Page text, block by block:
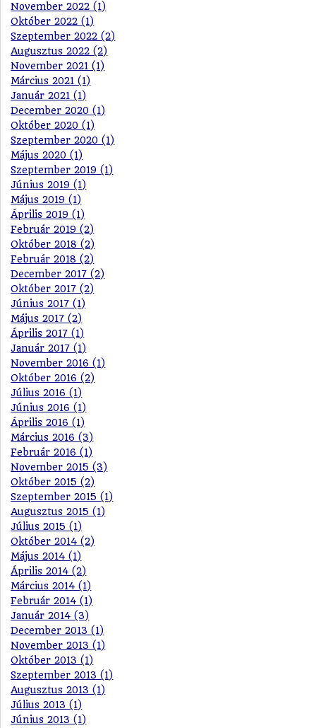
November 2022 (1)
Október 2022 (1)
Szeptember 2022 (2)
Augusztus 2022 (2)
November 2021 (1)
Március 2021 (1)
Január 2021 (1)
December 2020 (1)
Október 2020 (1)
Szeptember 2020 (1)
Május 2020 (1)
Szeptember 2019 (1)
Június 2019 (1)
Május 2019 (1)
Április 2019 (1)
Február 2019 (2)
Október 2018 (2)
Február 2018 (2)
December 2017 (2)
Október 2017 (2)
Június 2017 (1)
Május 2017 (2)
Április 2017 (1)
Január 2017 (1)
November 2016 (1)
Október 2016 (2)
Július 2016 (1)
Június 2016 (1)
Április 2016 (1)
Március 2016 (3)
Február 2016 (1)
November 2015 (3)
Október 2015 (2)
Szeptember 2015 (1)
Augusztus 2015 (1)
Július 2015 (1)
Október 2014 (2)
Május 2014 (1)
Április 2014 (2)
Március 2014 (1)
Február 2014 (1)
Január 2014 (3)
December 2013 (1)
November 2013 (1)
Október 2013 (1)
Szeptember 2013 (1)
Augusztus 2013 (1)
Július 2013 (1)
Június 2013 (1)